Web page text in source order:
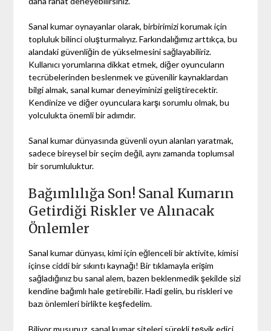
Sanal kumar oynayanlar olarak, birbirimizi korumak için
topluluk bilinci oluşturmalıyız. Farkındalığımız arttıkça, bu
alandaki güvenliğin de yükselmesini sağlayabiliriz.
Kullanıcı yorumlarına dikkat etmek, diğer oyuncuların
tecrübelerinden beslenmek ve güvenilir kaynaklardan
bilgi almak, sanal kumar deneyiminizi geliştirecektir.
Kendinize ve diğer oyunculara karşı sorumlu olmak, bu
yolculukta önemli bir adımdır.
Sanal kumar dünyasında güvenli oyun alanları yaratmak,
sadece bireysel bir seçim değil, aynı zamanda toplumsal
bir sorumluluktur.
Bağımlılığa Son! Sanal Kumarın
Getirdiği Riskler ve Alınacak
Önlemler
Sanal kumar dünyası, kimi için eğlenceli bir aktivite, kimisi
içinse ciddi bir sıkıntı kaynağı! Bir tıklamayla erişim
sağladığınız bu sanal alem, bazen beklenmedik şekilde sizi
kendine bağımlı hale getirebilir. Hadi gelin, bu riskleri ve
bazı önlemleri birlikte keşfedelim.
Biliyor musunuz, sanal kumar siteleri sürekli teşvik edici